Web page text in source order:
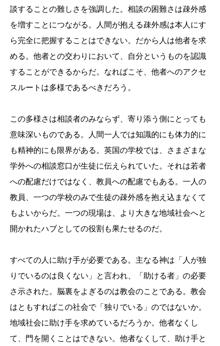
談することの難しさを強調した。相談の困難さは疎外感
を増すことにつながる。人間が抱える疎外感は本人にす
ら完全に把握することはできない。だから人は他者を求
める。他者との交わりにおいて、自分というものを認識
することができるからだ。なればこそ、他者へのアクセ
スルートは多様であるべきだろう。
この多様さは相談者のみならず、寄り添う側にとっても
意味深いものである。人間一人では知識的にも体力的に
も精神的にも限界がある。英国の学校では、さまざまな
学外への相談窓口が生徒に伝えられていた。それは若者
への配慮だけではなく、教員への配慮でもある。一人の
教員、一つの学校のみで生徒の疎外感を抱え込まなくて
もよいからだ。一つの現場は、より大きな地域社会へと
開かれたハブとしての役割も果たせるのだ。
すべての人に助け手が必要である。主なる神は「人が独
りでいるのは良くない」と言われ、「助ける者」の必要
さ示された。脳裏をよぎるのは教会のことである。教会
はともすればこの社会で「独りでいる」のではないか。
地域社会に助け手を求めているだろうか。他者なくし
て、門を開くことはできない。他者なくして、助け手と